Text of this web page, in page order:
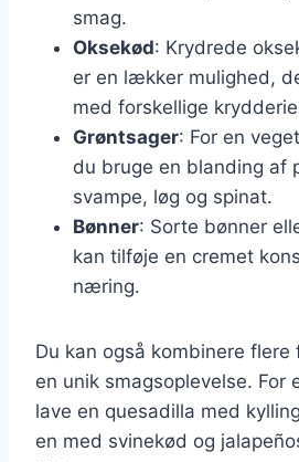
smag.
Oksekød: Krydrede
er en lækker mulighed,
med forskellige
Grøntsager: For en
du bruge en blanding af
svampe, løg og spinat.
Bønner: Sorte bønner
kan tilføje en cremet
næring.
Du kan også kombinere
en unik smagsoplevelse. For
lave en quesadilla med
en med svinekød og